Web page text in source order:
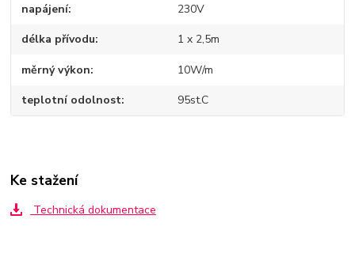
napájení 230V
délka přívodu 1 x 2,5m
měrný výkon 10W/m
teplotní odolnost 95st.C
Ke stažení
Technická dokumentace